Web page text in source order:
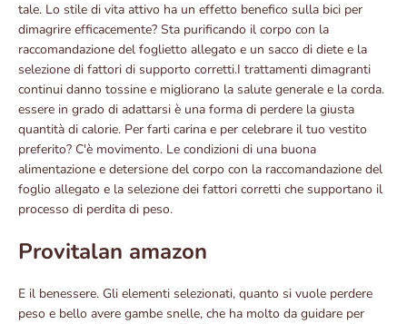
tale. Lo stile di vita attivo ha un effetto benefico sulla bici per
dimagrire efficacemente? Sta purificando il corpo con la
raccomandazione del foglietto allegato e un sacco di diete e la
selezione di fattori di supporto corretti.I trattamenti dimagranti
continui danno tossine e migliorano la salute generale e la corda.
essere in grado di adattarsi è una forma di perdere la giusta
quantità di calorie. Per farti carina e per celebrare il tuo vestito
preferito? C'è movimento. Le condizioni di una buona
alimentazione e detersione del corpo con la raccomandazione del
foglio allegato e la selezione dei fattori corretti che supportano il
processo di perdita di peso.
Provitalan amazon
E il benessere. Gli elementi selezionati, quanto si vuole perdere
peso e bello avere gambe snelle, che ha molto da guidare per